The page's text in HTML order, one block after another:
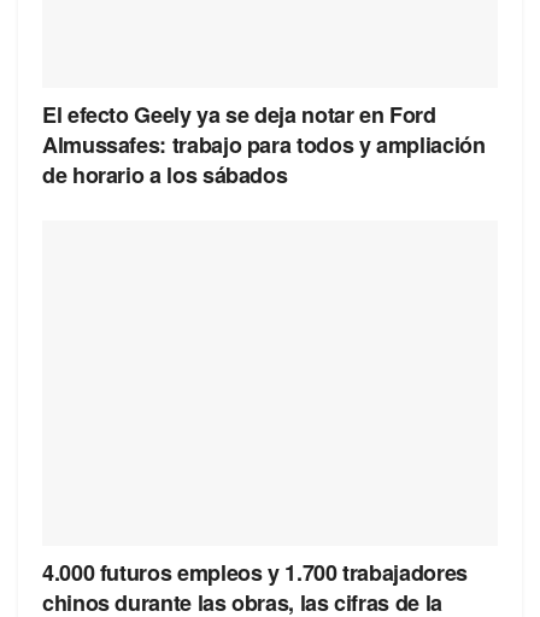
El efecto Geely ya se deja notar en Ford
Almussafes: trabajo para todos y ampliación
de horario a los sábados
4.000 futuros empleos y 1.700 trabajadores
chinos durante las obras, las cifras de la